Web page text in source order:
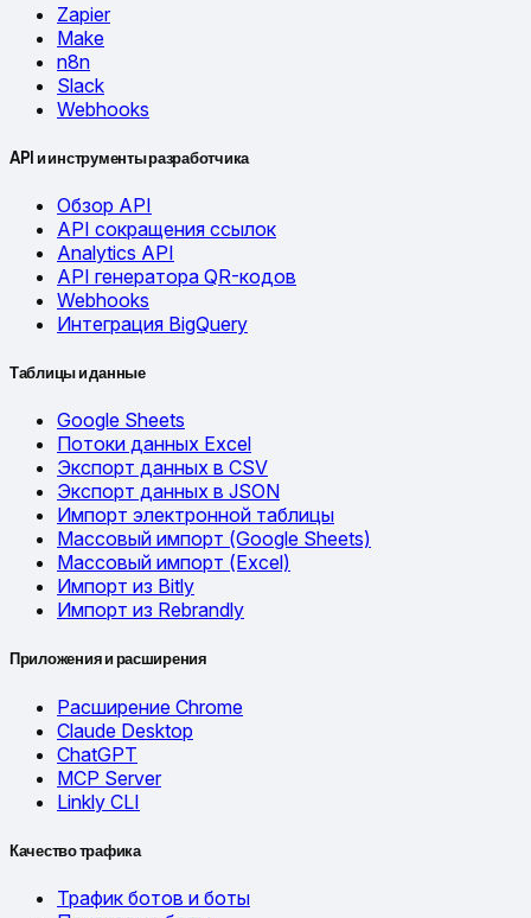
Zapier
Make
n8n
Slack
Webhooks
API и инструменты разработчика
Обзор API
API сокращения ссылок
Analytics API
API генератора QR-кодов
Webhooks
Интеграция BigQuery
Таблицы и данные
Google Sheets
Потоки данных Excel
Экспорт данных в CSV
Экспорт данных в JSON
Импорт электронной таблицы
Массовый импорт (Google Sheets)
Массовый импорт (Excel)
Импорт из Bitly
Импорт из Rebrandly
Приложения и расширения
Расширение Chrome
Claude Desktop
ChatGPT
MCP Server
Linkly CLI
Качество трафика
Трафик ботов и боты